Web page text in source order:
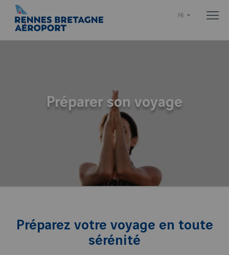
FR
Préparer son voyage
Préparez votre voyage en toute
sérénité